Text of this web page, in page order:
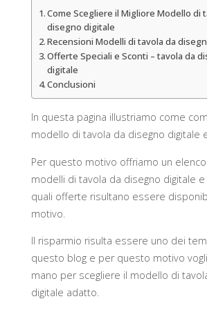
Come Scegliere il Migliore Modello di
disegno digitale
Recensioni Modelli di tavola da
Offerte Speciali e Sconti – tavola da
digitale
Conclusioni
In questa pagina illustriamo come
modello di tavola da disegno digitale
Per questo motivo offriamo un
modelli di tavola da disegno digitale
quali offerte risultano essere
motivo.
Il risparmio risulta essere uno dei
questo blog e per questo motivo
mano per scegliere il modello di
digitale adatto.